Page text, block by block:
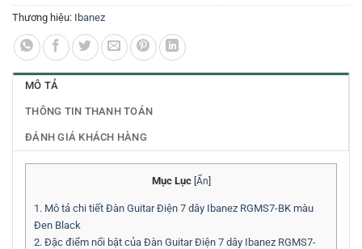
Thương hiệu: Ibanez
MÔ TẢ
THÔNG TIN THANH TOÁN
ĐÁNH GIÁ KHÁCH HÀNG
Mục Lục [Ẩn]
1. Mô tả chi tiết Đàn Guitar Điện 7 dây Ibanez RGMS7-BK màu
Đen Black
2. Đặc điểm nổi bật của Đàn Guitar Điện 7 dây Ibanez RGMS7-